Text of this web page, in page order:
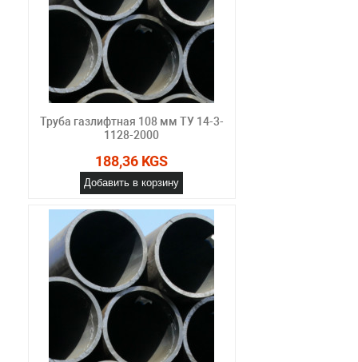
Труба газлифтная 108 мм ТУ 14-3-
1128-2000
188,36 KGS
Добавить в корзину